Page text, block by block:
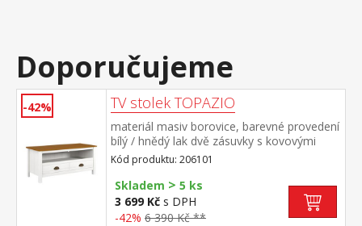
Doporučujeme
-42% TV stolek TOPAZIO
materiál masiv borovice, barevné provedení
bílý / hnědý lak dvě zásuvky s kovovými
úchytkami a pojezdy, jedna police
Kód produktu: 206101
Skladem > 5 ks
3 699 Kč s DPH
-42% 6 390 Kč **